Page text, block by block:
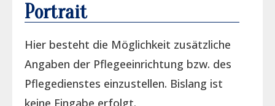
Portrait
Hier besteht die Möglichkeit zusätzliche
Angaben der Pflegeeinrichtung bzw. des
Pflegedienstes einzustellen. Bislang ist
keine Eingabe erfolgt.